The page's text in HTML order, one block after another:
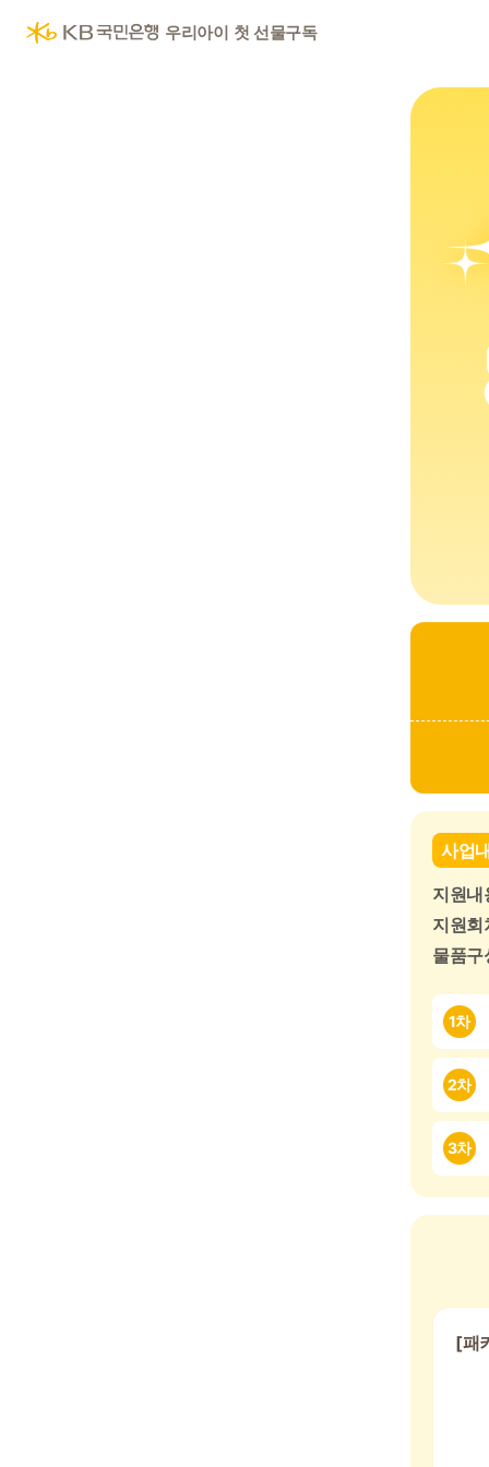
KB국민은행
우리아이 첫 선물구독
우리아이 첫 선
사업
지원내
지원
물품구
1차
2차
3차
[패